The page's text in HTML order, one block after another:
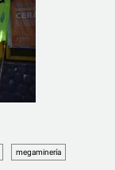
megaminería